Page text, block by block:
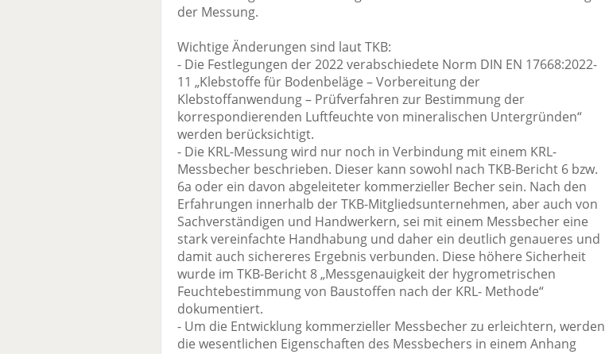
der Messung.
Wichtige Änderungen sind laut TKB:
- Die Festlegungen der 2022 verabschiedete Norm DIN EN 17668:2022-
11 „Klebstoffe für Bodenbeläge – Vorbereitung der
Klebstoffanwendung – Prüfverfahren zur Bestimmung der
korrespondierenden Luftfeuchte von mineralischen Untergründen“
werden berücksichtigt.
- Die KRL-Messung wird nur noch in Verbindung mit einem KRL-
Messbecher beschrieben. Dieser kann sowohl nach TKB-Bericht 6 bzw.
6a oder ein davon abgeleiteter kommerzieller Becher sein. Nach den
Erfahrungen innerhalb der TKB-Mitgliedsunternehmen, aber auch von
Sachverständigen und Handwerkern, sei mit einem Messbecher eine
stark vereinfachte Handhabung und daher ein deutlich genaueres und
damit auch sichereres Ergebnis verbunden. Diese höhere Sicherheit
wurde im TKB-Bericht 8 „Messgenauigkeit der hygrometrischen
Feuchtebestimmung von Baustoffen nach der KRL- Methode“
dokumentiert.
- Um die Entwicklung kommerzieller Messbecher zu erleichtern, werden
die wesentlichen Eigenschaften des Messbechers in einem Anhang